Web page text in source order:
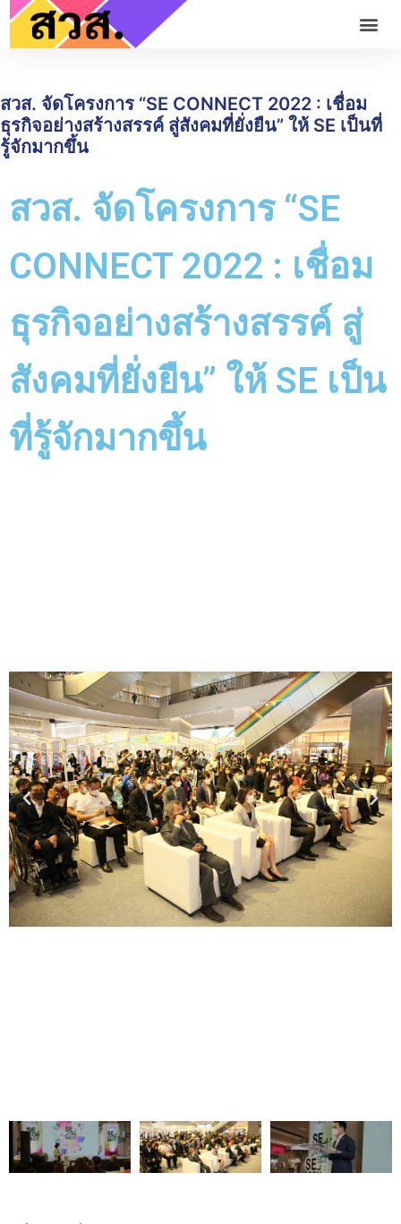
สวส. จัดโครงการ “SE CONNECT 2022 : เชื่อม
ธุรกิจอย่างสร้างสรรค์ สู่สังคมที่ยั่งยืน” ให้ SE เป็นที่
รู้จักมากขึ้น
สวส. จัดโครงการ “SE
CONNECT 2022 : เชื่อม
ธุรกิจอย่างสร้างสรรค์ สู่
สังคมที่ยั่งยืน” ให้ SE เป็น
ที่รู้จักมากขึ้น